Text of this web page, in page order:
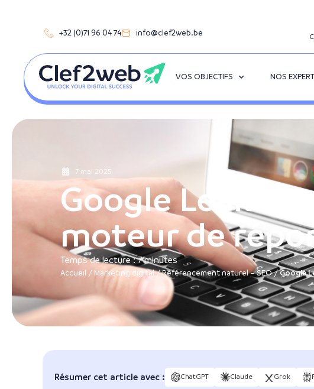
+32 (0)71 96 04 74 info@clef2web.be
VOS OBJECTIFS NOS
7 mai 2025
Google Leaks :
moteur de
Temps de lecture : 7 minutes
Accueil / Marketing digital/Référencement naturel – SEO/Google
Résumer cet article avec : ChatGPT Claude Grok